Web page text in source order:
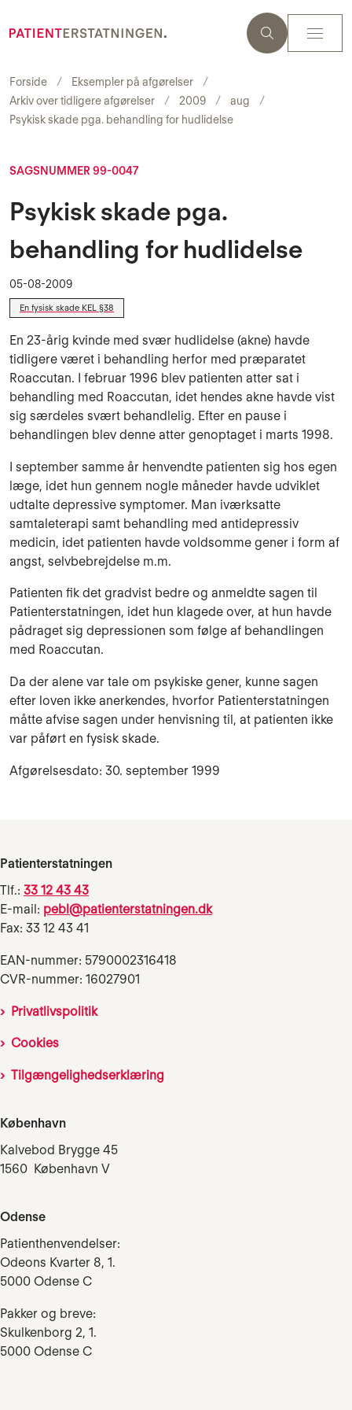
Forside
Eksempler på afgørelser
Arkiv over tidligere afgørelser
2009
aug
Psykisk skade pga. behandling for hudlidelse
SAGSNUMMER 99-0047
Psykisk skade pga.
behandling for hudlidelse
05-08-2009
En fysisk skade KEL §38
En 23-årig kvinde med svær hudlidelse (akne) havde
tidligere været i behandling herfor med præpa­ratet
Roaccutan. I februar 1996 blev patienten atter sat i
behandling med Roaccutan, idet hendes akne havde vist
sig særdeles svært behandlelig. Efter en pause i
behandlingen blev denne atter genoptaget i marts 1998.
I september samme år henvendte patienten sig hos egen
læge, idet hun gennem nogle måneder havde udviklet
udtalte depressive symptomer. Man iværksatte
samtaleterapi samt behandling med antidepressiv
medicin, idet patienten havde voldsomme gener i form af
angst, selvbebrejdelse m.m.
Patienten fik det gradvist bedre og anmeldte sagen til
Patienterstatningen, idet hun kla­gede over, at hun havde
pådraget sig depressionen som følge af behandlingen
med Roaccutan.
Da der alene var tale om psykiske gener, kunne sagen
efter loven ikke anerkendes, hvorfor Patienterstatningen
måtte afvise sagen under henvisning til, at patienten ikke
var påført en fysisk skade.
Afgørelsesdato: 30. september 1999
Patienterstatningen
Tlf.: 33 12 43 43
E-mail: pebl@patienterstatningen.dk
Fax: 33 12 43 41
EAN-nummer: 5790002316418
CVR-nummer: 16027901
Privatlivspolitik
Cookies
Tilgængelighedserklæring
København
Kalvebod Brygge 45
1560 København V
Odense
Patienthenvendelser:
Odeons Kvarter 8, 1.
5000 Odense C
Pakker og breve:
Skulkenborg 2, 1.
5000 Odense C